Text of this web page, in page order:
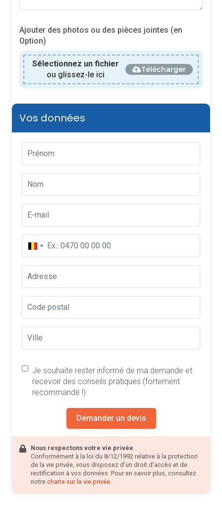
Ajouter des photos ou des pièces jointes (en
Option)
Sélectionnez un fichier
ou glissez-le ici
Télécharger
Vos données
Je souhaite rester informé de ma demande et
recevoir des conseils pratiques (fortement
recommandé !)
Demander un devis
Nous respectons votre vie privée
Conformément à la loi du 8/12/1992 relative à la protection
de la vie privée, vous disposez d’un droit d’accès et de
rectification à vos données. Pour en savoir plus, consultez
notre charte sur la vie privée.